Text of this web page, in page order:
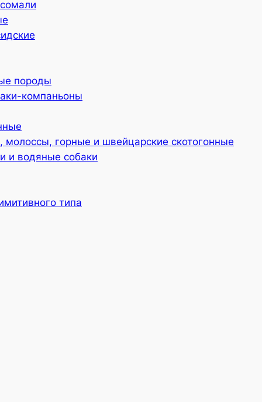
породы
компаньоны
горные и швейцарские скотогонные
и водяные собаки
типа